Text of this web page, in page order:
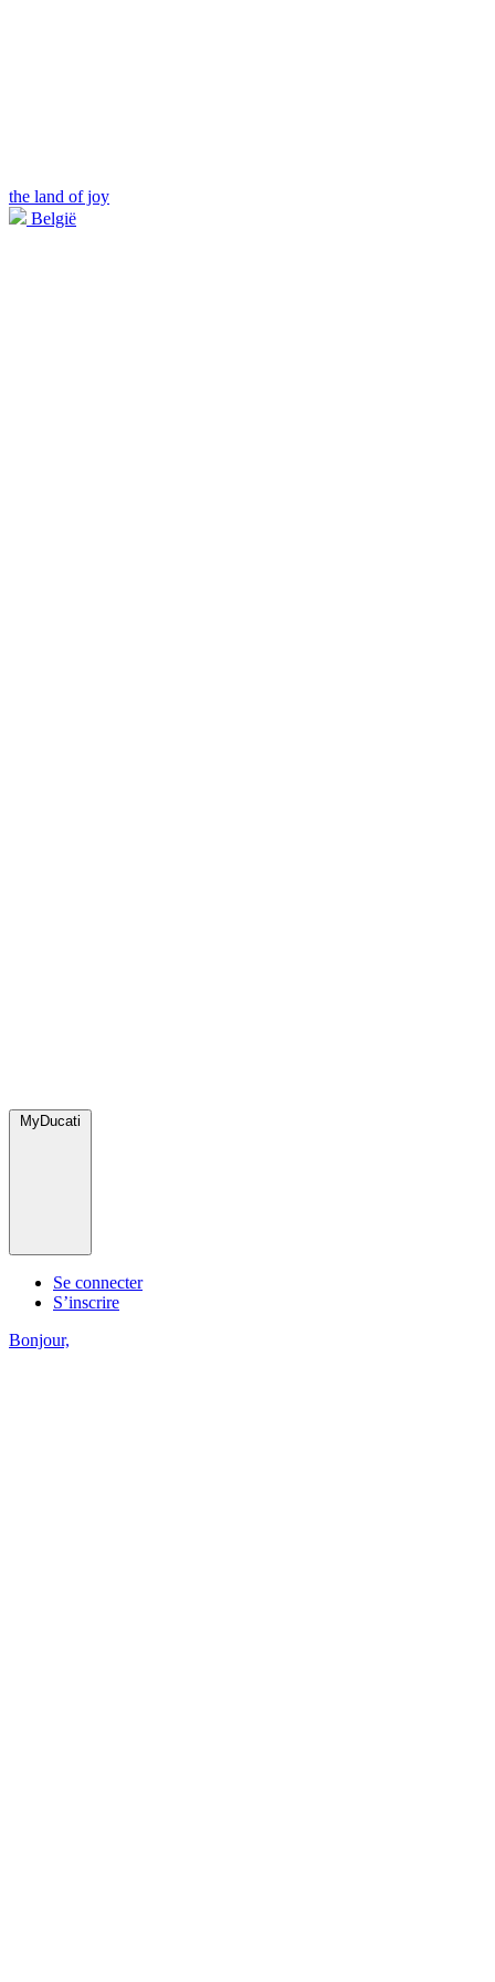
the land of joy
België
MyDucati
Se connecter
S’inscrire
Bonjour,